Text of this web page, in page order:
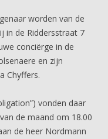
worden van de
in de Riddersstraat 7
conciërge in de
en zijn
Chyffers.
vonden daar
de maand om 18.00
de heer Nordmann